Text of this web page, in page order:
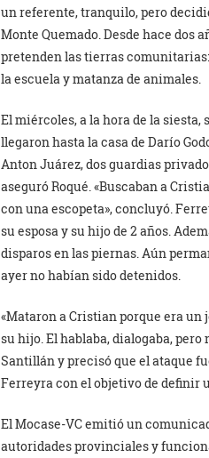
un referente, tranquilo, pero
Monte Quemado. Desde hace dos
pretenden las tierras
la escuela y matanza de animales.
El miércoles, a la hora de la
llegaron hasta la casa de Darío
Anton Juárez, dos guardias
aseguró Roqué. «Buscaban a
con una escopeta», concluyó.
su esposa y su hijo de 2 años.
disparos en las piernas. Aún
ayer no habían sido detenidos.
«Mataron a Cristian porque era un
su hijo. El hablaba, dialogaba,
Santillán y precisó que el ataque
Ferreyra con el objetivo de definir
El Mocase-VC emitió un
autoridades provinciales y